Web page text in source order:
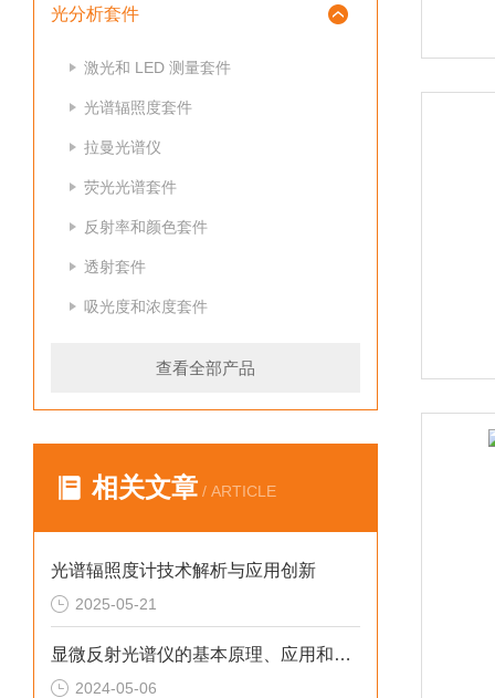
光分析套件
激光和 LED 测量套件
光谱辐照度套件
拉曼光谱仪
荧光光谱套件
反射率和颜色套件
透射套件
吸光度和浓度套件
查看全部产品
相关文章 / ARTICLE
光谱辐照度计技术解析与应用创新
2025-05-21
显微反射光谱仪的基本原理、应用和选择指南的概述
2024-05-06